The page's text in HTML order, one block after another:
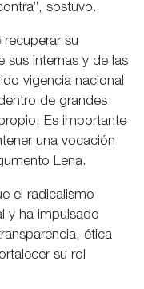
sostuvo.
recuperar su
sus internas y de las
vigencia nacional
de grandes
Es importante
una vocación
Lena.
el radicalismo
y ha impulsado
ética
su rol